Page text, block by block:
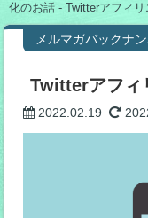
化のお話 - Twitterアフィ
メルマガバックナ
Twitterアフ
2022.02.19